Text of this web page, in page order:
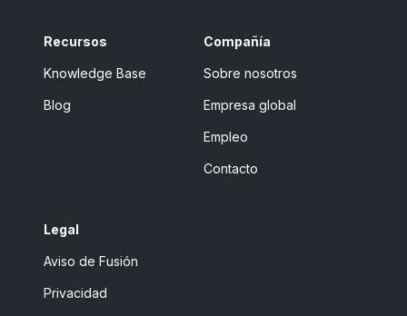
Recursos
Knowledge Base
Blog
Compañía
Sobre nosotros
Empresa global
Empleo
Contacto
Legal
Aviso de Fusión
Privacidad